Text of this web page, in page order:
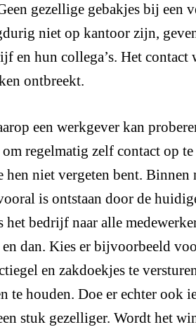
gezellige gebakjes bij een
niet op kantoor zijn,
en hun collega’s. Het contact
ontbreekt.
een werkgever kan
regelmatig zelf contact op te
hen niet vergeten bent. Binnen
is ontstaan door de
het bedrijf naar alle
dan. Kies er bijvoorbeeld
en zakdoekjes te
te houden. Doe er echter ook
stuk gezelliger. Wordt het